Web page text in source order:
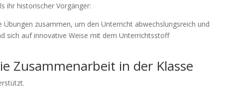
ihr historischer Vorgänger:
zusammen, um den Unterricht abwechslungsreich und
sich auf innovative Weise mit dem Unterrichtsstoff
Zusammenarbeit in der Klasse